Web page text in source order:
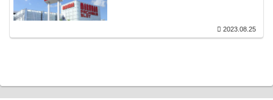
2023.08.25